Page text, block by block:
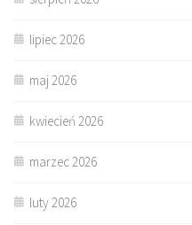
lipiec 2026
maj 2026
kwiecień 2026
marzec 2026
luty 2026